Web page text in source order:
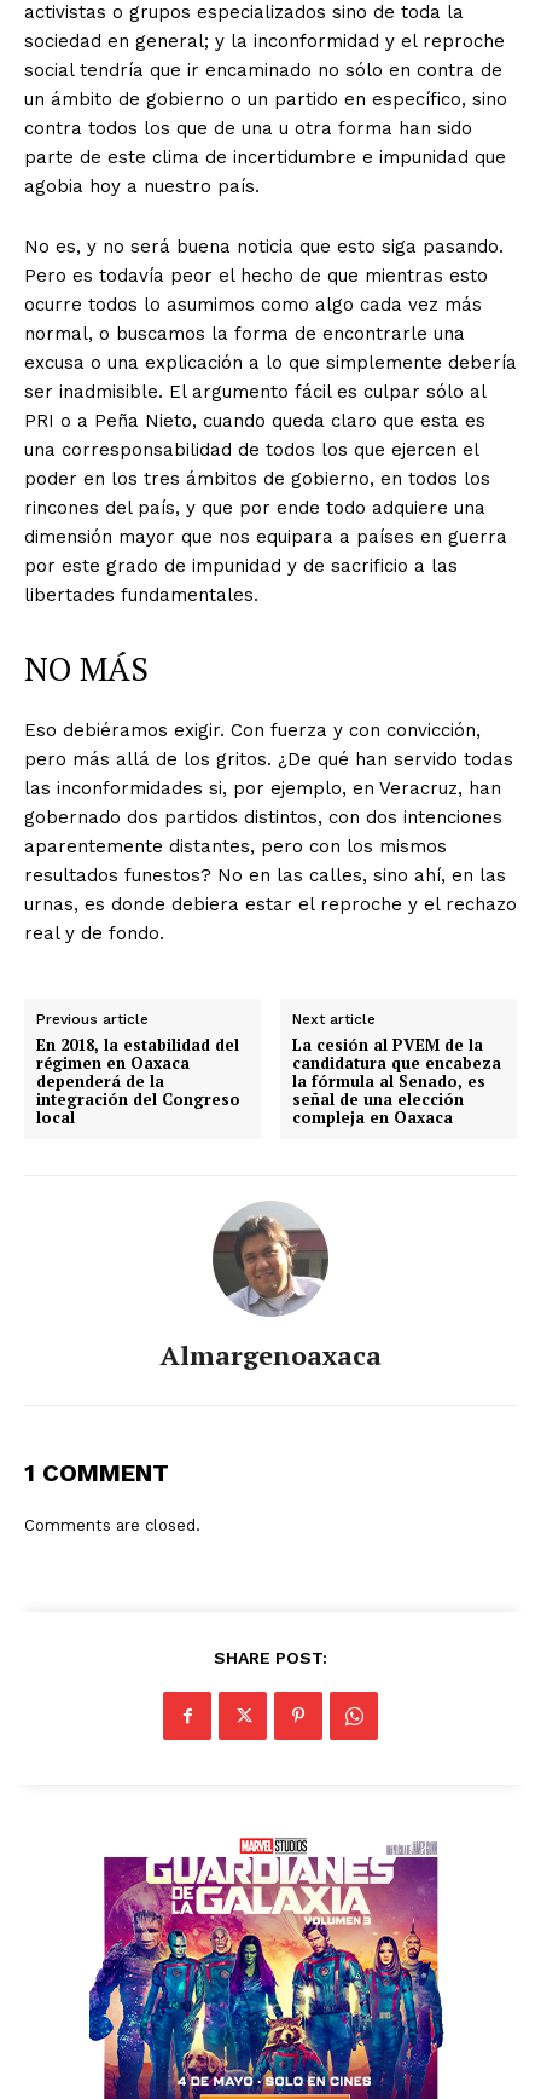
activistas o grupos especializados sino de toda la
sociedad en general; y la inconformidad y el reproche
social tendría que ir encaminado no sólo en contra de
un ámbito de gobierno o un partido en específico, sino
contra todos los que de una u otra forma han sido
parte de este clima de incertidumbre e impunidad que
agobia hoy a nuestro país.
No es, y no será buena noticia que esto siga pasando.
Pero es todavía peor el hecho de que mientras esto
ocurre todos lo asumimos como algo cada vez más
normal, o buscamos la forma de encontrarle una
excusa o una explicación a lo que simplemente debería
ser inadmisible. El argumento fácil es culpar sólo al
PRI o a Peña Nieto, cuando queda claro que esta es
una corresponsabilidad de todos los que ejercen el
poder en los tres ámbitos de gobierno, en todos los
rincones del país, y que por ende todo adquiere una
dimensión mayor que nos equipara a países en guerra
por este grado de impunidad y de sacrificio a las
libertades fundamentales.
NO MÁS
Eso debiéramos exigir. Con fuerza y con convicción,
pero más allá de los gritos. ¿De qué han servido todas
las inconformidades si, por ejemplo, en Veracruz, han
gobernado dos partidos distintos, con dos intenciones
aparentemente distantes, pero con los mismos
resultados funestos? No en las calles, sino ahí, en las
urnas, es donde debiera estar el reproche y el rechazo
real y de fondo.
Previous article
En 2018, la estabilidad del
régimen en Oaxaca
dependerá de la
integración del Congreso
local
Next article
La cesión al PVEM de la
candidatura que encabeza
la fórmula al Senado, es
señal de una elección
compleja en Oaxaca
Almargenoaxaca
1 COMMENT
Comments are closed.
SHARE POST: